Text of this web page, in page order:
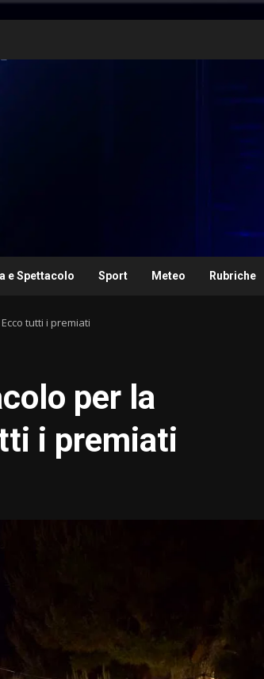
e Spettacolo Sport Meteo Rubriche
tutti i premiati
per la
i premiati